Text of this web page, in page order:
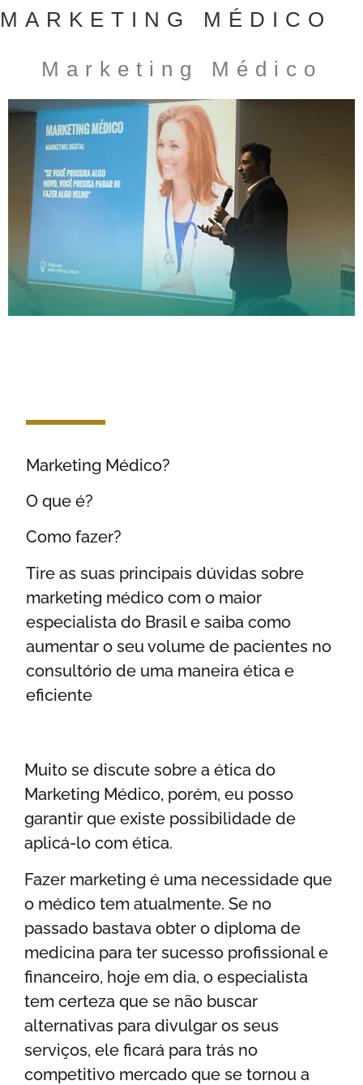
MARKETING MÉDICO
Marketing Médico
Marketing Médico?
O que é?
Como fazer?
Tire as suas principais dúvidas sobre
marketing médico com o maior
especialista do Brasil e saiba como
aumentar o seu volume de pacientes no
consultório de uma maneira ética e
eficiente
Muito se discute sobre a ética do
Marketing Médico, porém, eu posso
garantir que existe possibilidade de
aplicá-lo com ética.
Fazer marketing é uma necessidade que
o médico tem atualmente. Se no
passado bastava obter o diploma de
medicina para ter sucesso profissional e
financeiro, hoje em dia, o especialista
tem certeza que se não buscar
alternativas para divulgar os seus
serviços, ele ficará para trás no
competitivo mercado que se tornou a